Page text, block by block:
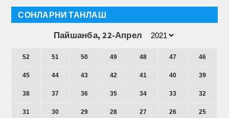
СОНЛАРНИ ТАНЛАШ
Пайшанба, 22-Апрел
52 51 50 49 48 47 46
45 44 43 42 41 40 39
38 37 36 35 34 33 32
31 30 29 28 27 26 25